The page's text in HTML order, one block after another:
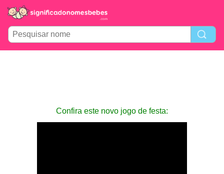
Confira este novo jogo de festa: